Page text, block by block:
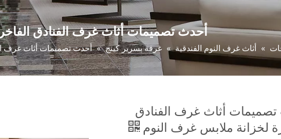
أحدث تصميمات أثاث غرف الفنادق
» أثاث غرف النوم الفندقية » غرفة بسرير كينج » أحدث تصميمات أثاث غرف
أثاث غرف الفنادق
لخزانة ملابس غرف النوم